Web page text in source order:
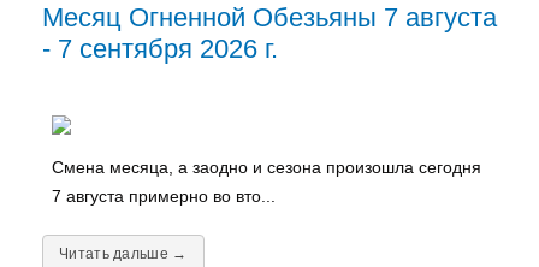
Месяц Огненной Обезьяны 7 августа
- 7 сентября 2026 г.
Смена месяца, а заодно и сезона произошла сегодня
7 августа примерно во вто...
Читать дальше →